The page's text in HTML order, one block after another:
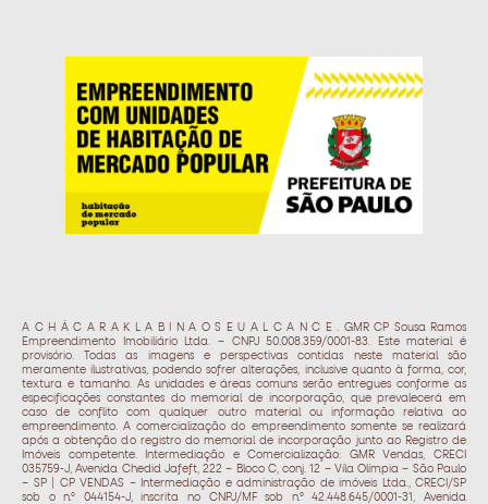
A C H Á C A R A K L A B I N A O S E U A L C A N C E . GMR CP Sousa Ramos
Empreendimento Imobiliário Ltda. – CNPJ 50.008.359/0001-83. Este material é
provisório. Todas as imagens e perspectivas contidas neste material são
meramente ilustrativas, podendo sofrer alterações, inclusive quanto à forma, cor,
textura e tamanho. As unidades e áreas comuns serão entregues conforme as
especificações constantes do memorial de incorporação, que prevalecerá em
caso de conflito com qualquer outro material ou informação relativa ao
empreendimento. A comercialização do empreendimento somente se realizará
após a obtenção do registro do memorial de incorporação junto ao Registro de
Imóveis competente. Intermediação e Comercialização: GMR Vendas, CRECI
035759-J, Avenida Chedid Jafeft, 222 – Bloco C, conj. 12 – Vila Olímpia – São Paulo
– SP | CP VENDAS – Intermediação e administração de imóveis Ltda., CRECI/SP
sob o n.º 044154-J, inscrita no CNPJ/MF sob n.º 42.448.645/0001-31, Avenida